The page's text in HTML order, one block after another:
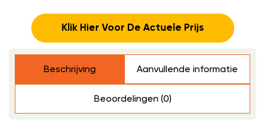
Klik Hier Voor De Actuele Prijs
Beschrijving Aanvullende informatie
Beoordelingen (0)